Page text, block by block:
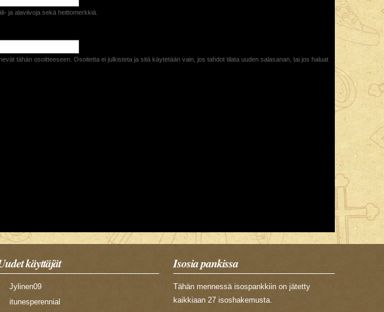
ja alaviivoja sekä heittomerkkiä.
tähän osoitteeseen. Osoitetta ei julkisteta ja sitä käytetään vain, jos tahdot tilata uuden salasanan, tai jos haluat
käyttäjät
Jylinen09
itunesperennial
Isosia pankissa
Tähän mennessä isospankkiin on jätetty
kaikkiaan 27 isoshakemusta.